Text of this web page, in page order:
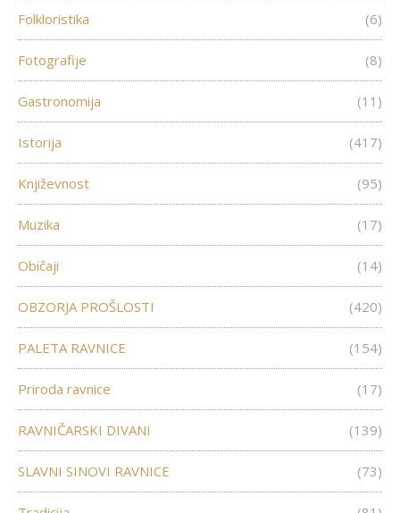
Folkloristika (6)
Fotografije (8)
Gastronomija (11)
Istorija (417)
Književnost (95)
Muzika (17)
Običaji (14)
OBZORJA PROŠLOSTI (420)
PALETA RAVNICE (154)
Priroda ravnice (17)
RAVNIČARSKI DIVANI (139)
SLAVNI SINOVI RAVNICE (73)